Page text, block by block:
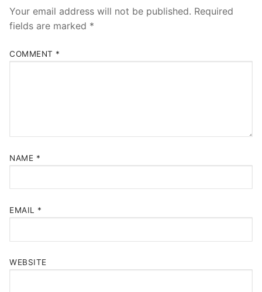
Your email address will not be published. Required
fields are marked *
COMMENT *
NAME *
EMAIL *
WEBSITE